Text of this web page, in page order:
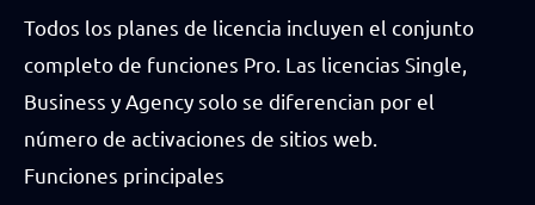
Todos los planes de licencia incluyen el conjunto
completo de funciones Pro. Las licencias Single,
Business y Agency solo se diferencian por el
número de activaciones de sitios web.
Funciones principales